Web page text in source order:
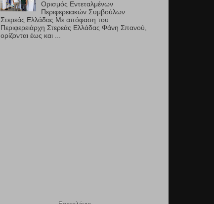
Ορισμός Εντεταλμένων
Περιφερειακών Συμβούλων
Στερεάς Ελλάδας Με απόφαση του
Περιφερειάρχη Στερεάς Ελλάδας Φάνη Σπανού,
ορίζονται έως και ...